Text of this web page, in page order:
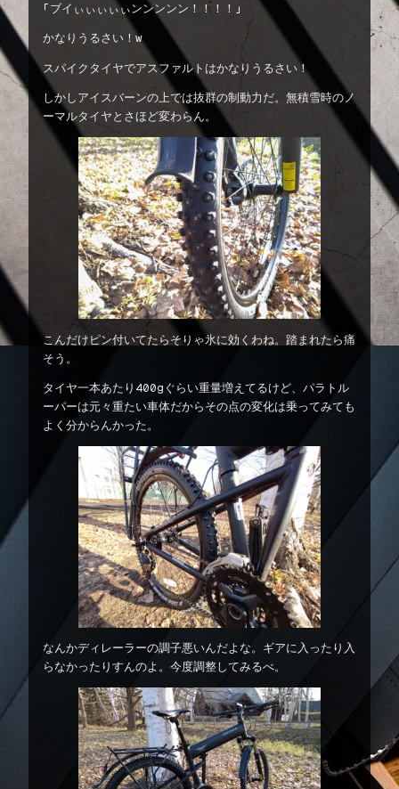
「ブイぃぃぃぃぃンンンンン！！！！」
かなりうるさい！w
スパイクタイヤでアスファルトはかなりうるさい！
しかしアイスバーンの上では抜群の制動力だ。無積雪時のノ
ーマルタイヤとさほど変わらん。
こんだけピン付いてたらそりゃ氷に効くわね。踏まれたら痛
そう。
タイヤ一本あたり400gぐらい重量増えてるけど、パラトル
ーパーは元々重たい車体だからその点の変化は乗ってみても
よく分からんかった。
なんかディレーラーの調子悪いんだよな。ギアに入ったり入
らなかったりすんのよ。今度調整してみるべ。